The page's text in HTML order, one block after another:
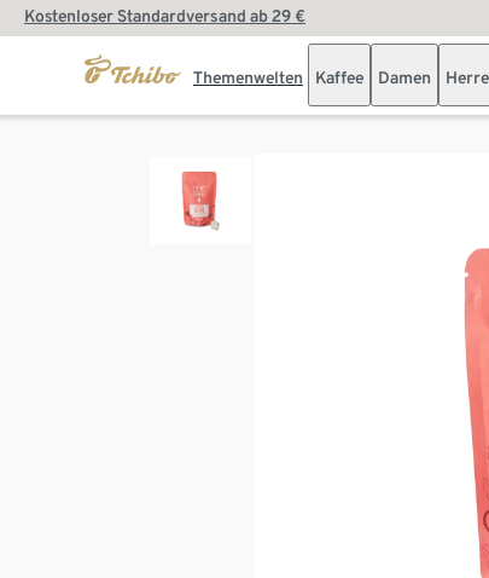
Kostenloser Standardversand ab 29 €
Themenwelten Kaffee Damen